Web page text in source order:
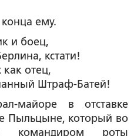
ему.
и боец,
кстати!
отец,
Штраф-Батей!
майоре в отставке
Пыльцыне, который во
роты